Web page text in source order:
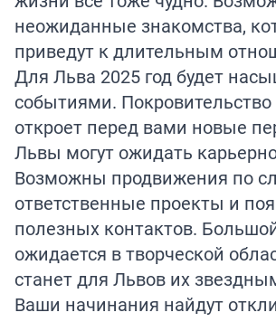
неожиданные знакомства,
приведут к длительным
Для Льва 2025 год будет
событиями. Покровительство
откроет перед вами новые
Львы могут ожидать
Возможны продвижения по
ответственные проекты и
полезных контактов.
ожидается в творческой
станет для Львов их
Ваши начинания найдут